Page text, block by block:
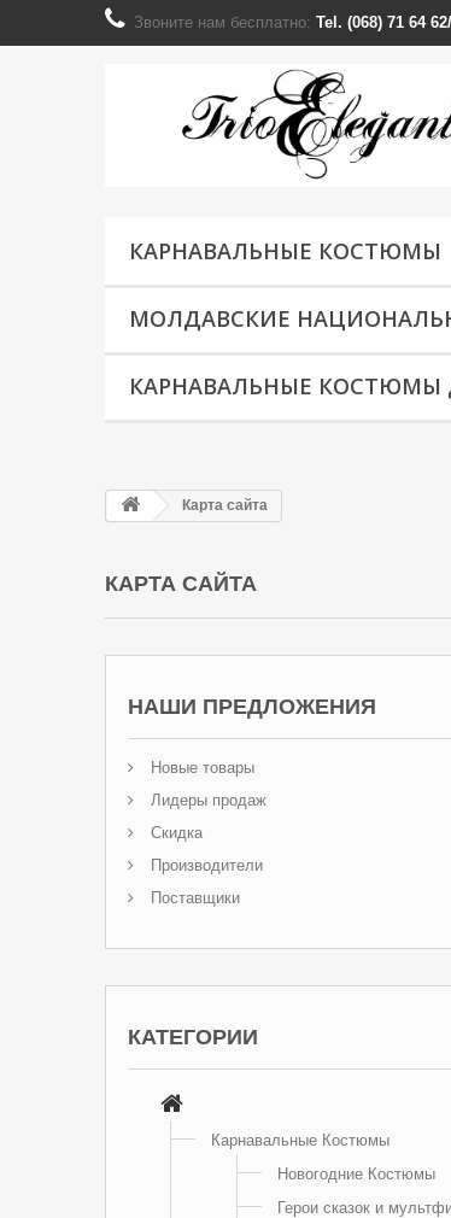
Звоните нам бесплатно: Tel. (068) 71 64
КАРНАВАЛЬНЫЕ КОСТЮМЫ
МОЛДАВСКИЕ
КАРНАВАЛЬНЫЕ КОСТЮМЫ
Карта сайта
КАРТА САЙТА
НАШИ ПРЕДЛОЖЕНИЯ
Новые товары
Лидеры продаж
Скидка
Производители
Поставщики
КАТЕГОРИИ
Карнавальные Костюмы
Новогодние Костюмы
Герои сказок и